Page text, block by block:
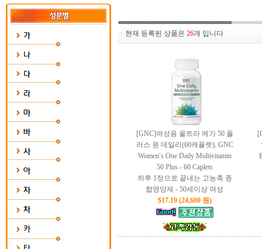
ㆍ현재 등록된 상품은 26개 입니다
[GNC]여성용 울트라 메가 50 플
러스 원 데일리(60캐플렛), GNC
Women′s One Daily Multivitamin
50 Plus - 60 Caplets
하루 1정으로 끝내는 고농축 종
합영양제 - 50세이상 여성
$17.19 (24,600 원)